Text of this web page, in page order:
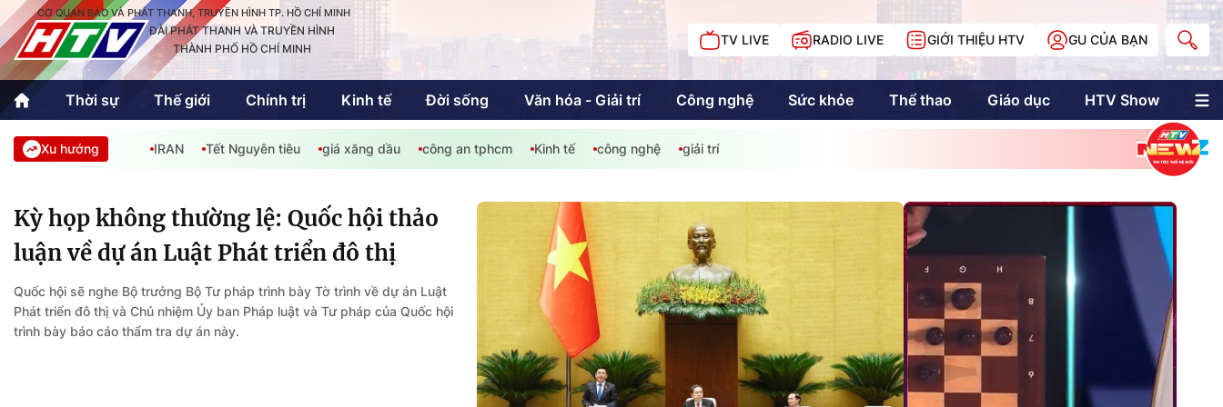
CƠ QUAN BÁO VÀ PHÁT THANH, TRUYỀN HÌNH TP. HỒ CHÍ MINH
ĐÀI PHÁT THANH VÀ TRUYỀN HÌNH
THÀNH PHỐ HỒ CHÍ MINH
TV LIVE RADIO LIVE GIỚI THIỆU HTV GU CỦA BẠN
Thời sự Thế giới Chính trị Kinh tế Đời sống Văn hóa - Giải trí Công nghệ Sức khỏe Thể thao Giáo dục HTV Show
Thời sự
Thể thao
Quốc tế
Văn hóa - Giải trí
Quốc tế
Giáo dục Kinh tế
An Sinh Sách hay cuối tuần Thế giới Sức khỏe Đời sống
Khán giả HTV Chuyện chúng tôi
Multimedia
Multiform
NewZgraphic
Doanh nhân Sài
Gòn
Các trang liên kết
Xu hướng IRAN Tết Nguyên tiêu giá xăng dầu công an tphcm Kinh tế công nghệ giải trí
Kỳ họp không thường lệ: Quốc hội thảo
luận về dự án Luật Phát triển đô thị
Quốc hội sẽ nghe Bộ trưởng Bộ Tư pháp trình bày Tờ trình về dự án Luật
Phát triển đô thị và Chủ nhiệm Ủy ban Pháp luật và Tư pháp của Quốc hội
trình bày báo cáo thẩm tra dự án này.